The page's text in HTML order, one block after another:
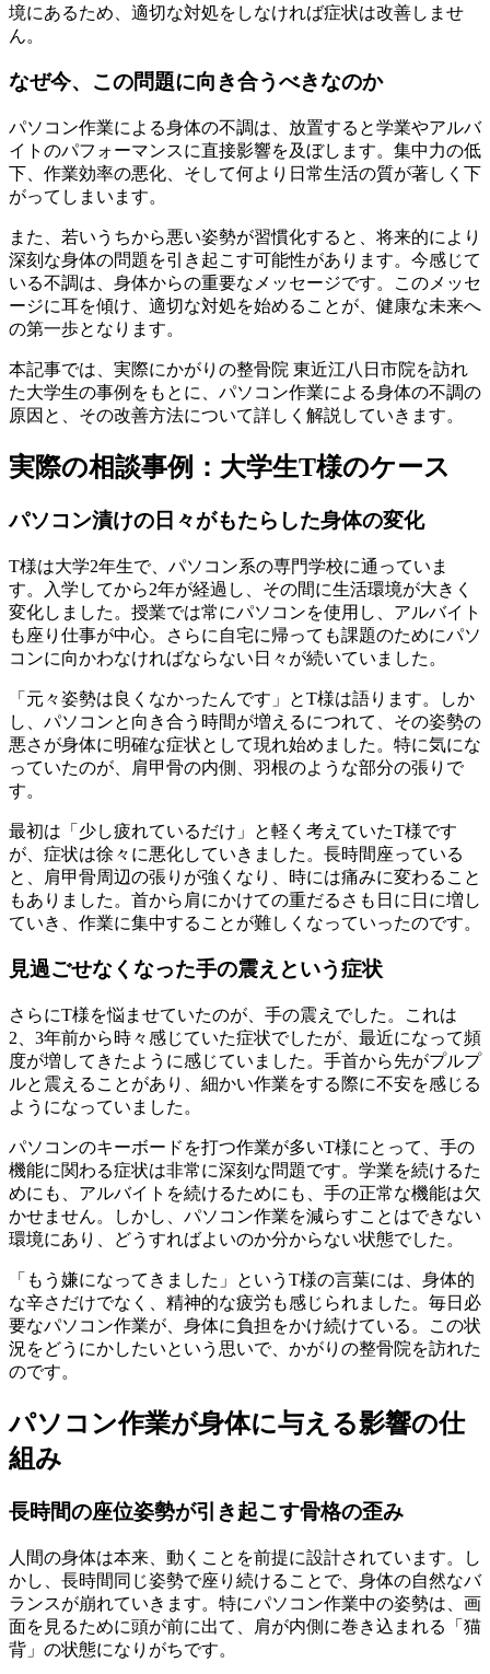
境にあるため、適切な対処をしなければ症状は改善しませ
ん。
なぜ今、この問題に向き合うべきなのか
パソコン作業による身体の不調は、放置すると学業やアルバ
イトのパフォーマンスに直接影響を及ぼします。集中力の低
下、作業効率の悪化、そして何より日常生活の質が著しく下
がってしまいます。
また、若いうちから悪い姿勢が習慣化すると、将来的により
深刻な身体の問題を引き起こす可能性があります。今感じて
いる不調は、身体からの重要なメッセージです。このメッセ
ージに耳を傾け、適切な対処を始めることが、健康な未来へ
の第一歩となります。
本記事では、実際にかがりの整骨院 東近江八日市院を訪れ
た大学生の事例をもとに、パソコン作業による身体の不調の
原因と、その改善方法について詳しく解説していきます。
実際の相談事例：大学生T様のケース
パソコン漬けの日々がもたらした身体の変化
T様は大学2年生で、パソコン系の専門学校に通っていま
す。入学してから2年が経過し、その間に生活環境が大きく
変化しました。授業では常にパソコンを使用し、アルバイト
も座り仕事が中心。さらに自宅に帰っても課題のためにパソ
コンに向かわなければならない日々が続いていました。
「元々姿勢は良くなかったんです」とT様は語ります。しか
し、パソコンと向き合う時間が増えるにつれて、その姿勢の
悪さが身体に明確な症状として現れ始めました。特に気にな
っていたのが、肩甲骨の内側、羽根のような部分の張りで
す。
最初は「少し疲れているだけ」と軽く考えていたT様です
が、症状は徐々に悪化していきました。長時間座っている
と、肩甲骨周辺の張りが強くなり、時には痛みに変わること
もありました。首から肩にかけての重だるさも日に日に増し
ていき、作業に集中することが難しくなっていったのです。
見過ごせなくなった手の震えという症状
さらにT様を悩ませていたのが、手の震えでした。これは
2、3年前から時々感じていた症状でしたが、最近になって頻
度が増してきたように感じていました。手首から先がプルプ
ルと震えることがあり、細かい作業をする際に不安を感じる
ようになっていました。
パソコンのキーボードを打つ作業が多いT様にとって、手の
機能に関わる症状は非常に深刻な問題です。学業を続けるた
めにも、アルバイトを続けるためにも、手の正常な機能は欠
かせません。しかし、パソコン作業を減らすことはできない
環境にあり、どうすればよいのか分からない状態でした。
「もう嫌になってきました」というT様の言葉には、身体的
な辛さだけでなく、精神的な疲労も感じられました。毎日必
要なパソコン作業が、身体に負担をかけ続けている。この状
況をどうにかしたいという思いで、かがりの整骨院を訪れた
のです。
パソコン作業が身体に与える影響の仕
組み
長時間の座位姿勢が引き起こす骨格の歪み
人間の身体は本来、動くことを前提に設計されています。し
かし、長時間同じ姿勢で座り続けることで、身体の自然なバ
ランスが崩れていきます。特にパソコン作業中の姿勢は、画
面を見るために頭が前に出て、肩が内側に巻き込まれる「猫
背」の状態になりがちです。